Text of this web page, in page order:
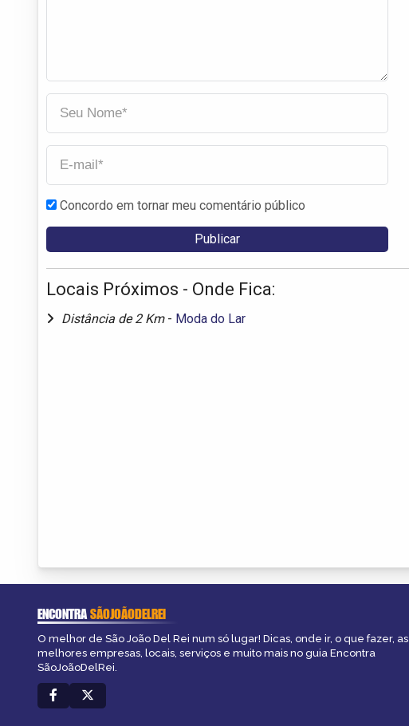
Concordo em tornar meu comentário público
Locais Próximos - Onde Fica:
Distância de 2 Km - Moda do Lar
ENCONTRASÃOJOÃODELREI
O melhor de São João Del Rei num só lugar! Dicas, onde ir, o que fazer, as
melhores empresas, locais, serviços e muito mais no guia Encontra
SãoJoãoDelRei.